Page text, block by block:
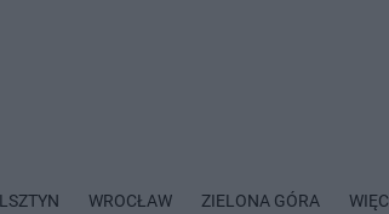
WROCŁAW ZIELONA GÓRA